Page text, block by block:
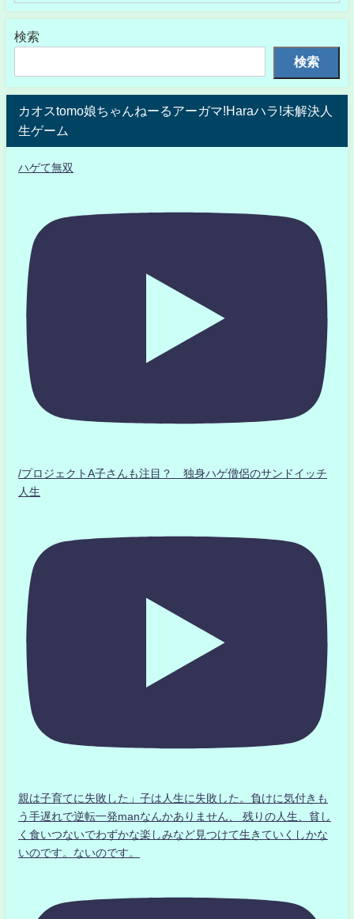
検索
検索
カオスtomo娘ちゃんねーるアーガマ!Haraハラ!未解決人
生ゲーム
ハゲて無双
/プロジェクトA子さんも注目？ 独身ハゲ僧侶のサンドイッチ
人生
親は子育てに失敗した」子は人生に失敗した。負けに気付きも
う手遅れで逆転一発manなんかありません、 残りの人生、貧し
く食いつないでわずかな楽しみなど見つけて生きていくしかな
いのです。ないのです。